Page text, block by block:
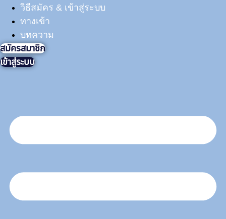
วิธีสมัคร & เข้าสู่ระบบ
ทางเข้า
บทความ
สมัครสมาชิก
เข้าสู่ระบบ